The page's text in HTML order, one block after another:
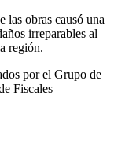
las obras causó una
irreparables al
región.
por el Grupo de
Fiscales